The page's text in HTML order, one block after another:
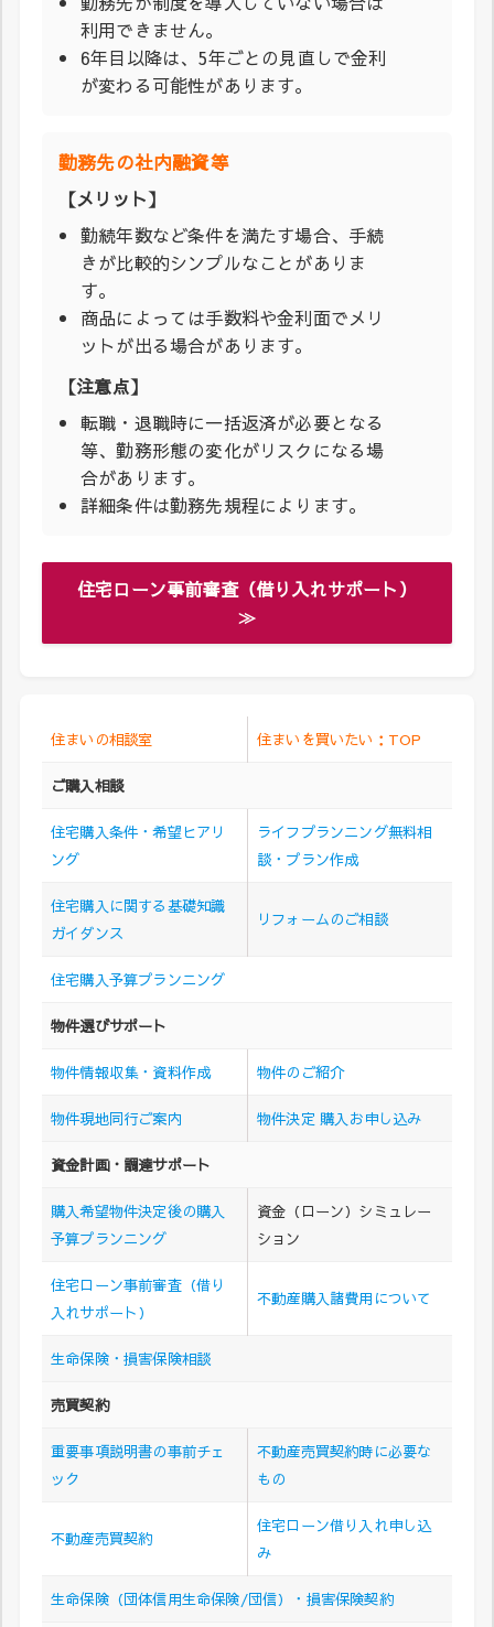
利用できません。
6年目以降は、5年ごとの見直しで金利
が変わる可能性があります。
勤務先の社内融資等
【メリット】
勤続年数など条件を満たす場合、手続
きが比較的シンプルなことがありま
す。
商品によっては手数料や金利面でメリ
ットが出る場合があります。
【注意点】
転職・退職時に一括返済が必要となる
等、勤務形態の変化がリスクになる場
合があります。
詳細条件は勤務先規程によります。
住宅ローン事前審査（借り入れサポート）
≫
住まいの相談室 住まいを買いたい：TOP
ご購入相談
住宅購入条件・希望ヒアリ
ング
ライフプランニング無料相
談・プラン作成
住宅購入に関する基礎知識
ガイダンス
リフォームのご相談
住宅購入予算プランニング
物件選びサポート
物件情報収集・資料作成 物件のご紹介
物件現地同行ご案内 物件決定 購入お申し込み
資金計画・調達サポート
購入希望物件決定後の購入
予算プランニング
資金（ローン）シミュレー
ション
住宅ローン事前審査（借り
入れサポート）
不動産購入諸費用について
生命保険・損害保険相談
売買契約
重要事項説明書の事前チェ
ック
不動産売買契約時に必要な
もの
不動産売買契約
住宅ローン借り入れ申し込
み
生命保険（団体信用生命保険/団信）・損害保険契約